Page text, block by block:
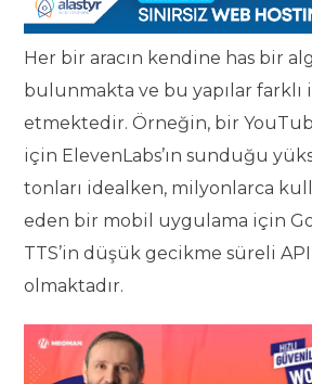
Her bir aracın kendine has bir
bulunmakta ve bu yapılar
etmektedir. Örneğin, bir
için ElevenLabs’ın sunduğu
tonları idealken, milyonlarca
eden bir mobil uygulama için
TTS’in düşük gecikme süreli
olmaktadır.